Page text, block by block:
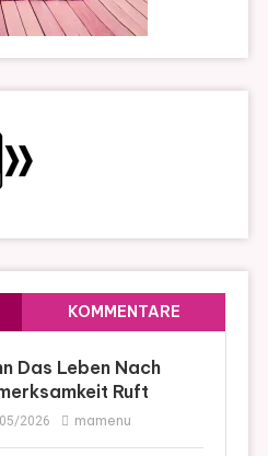
KOMMENTARE
Das Leben Nach
Ruft
2026 mamenu